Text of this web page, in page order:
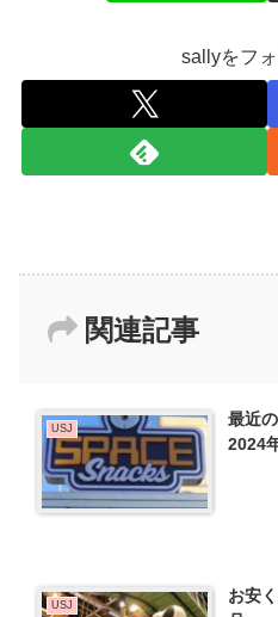
sallyをフ
関連記事
USJ
最近
2024
USJ
お安